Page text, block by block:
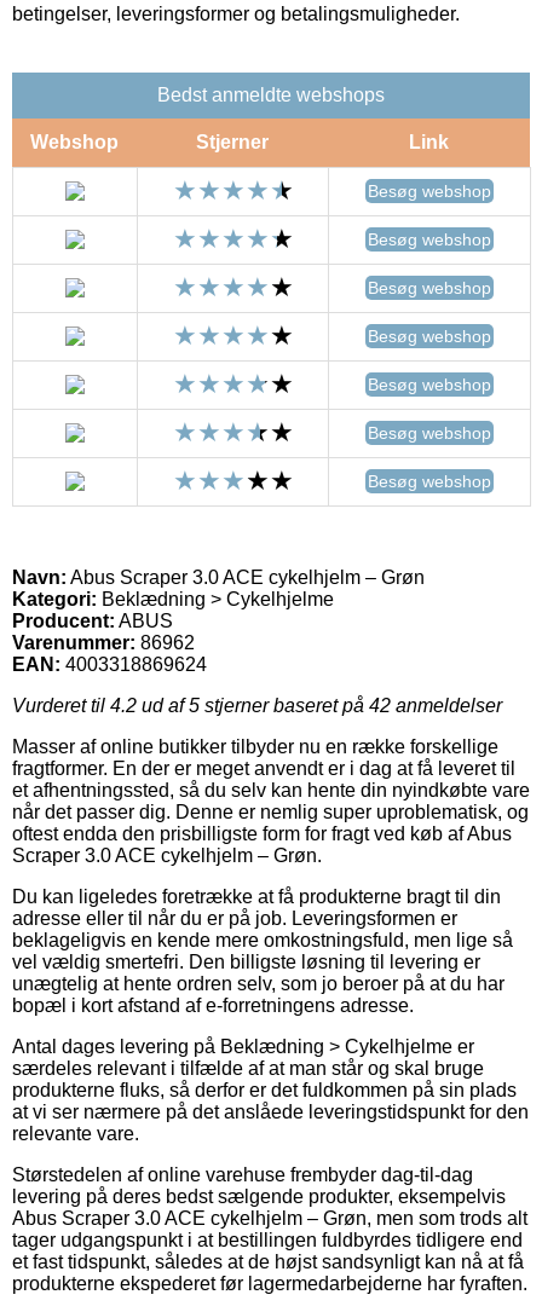
betingelser, leveringsformer og betalingsmuligheder.
Bedst anmeldte webshops
Webshop Stjerner Link
Besøg webshop
Besøg webshop
Besøg webshop
Besøg webshop
Besøg webshop
Besøg webshop
Besøg webshop
Navn: Abus Scraper 3.0 ACE cykelhjelm – Grøn
Kategori: Beklædning > Cykelhjelme
Producent: ABUS
Varenummer: 86962
EAN: 4003318869624
Vurderet til 4.2 ud af 5 stjerner baseret på 42 anmeldelser
Masser af online butikker tilbyder nu en række forskellige
fragtformer. En der er meget anvendt er i dag at få leveret til
et afhentningssted, så du selv kan hente din nyindkøbte vare
når det passer dig. Denne er nemlig super uproblematisk, og
oftest endda den prisbilligste form for fragt ved køb af Abus
Scraper 3.0 ACE cykelhjelm – Grøn.
Du kan ligeledes foretrække at få produkterne bragt til din
adresse eller til når du er på job. Leveringsformen er
beklageligvis en kende mere omkostningsfuld, men lige så
vel vældig smertefri. Den billigste løsning til levering er
unægtelig at hente ordren selv, som jo beroer på at du har
bopæl i kort afstand af e-forretningens adresse.
Antal dages levering på Beklædning > Cykelhjelme er
særdeles relevant i tilfælde af at man står og skal bruge
produkterne fluks, så derfor er det fuldkommen på sin plads
at vi ser nærmere på det anslåede leveringstidspunkt for den
relevante vare.
Størstedelen af online varehuse frembyder dag-til-dag
levering på deres bedst sælgende produkter, eksempelvis
Abus Scraper 3.0 ACE cykelhjelm – Grøn, men som trods alt
tager udgangspunkt i at bestillingen fuldbyrdes tidligere end
et fast tidspunkt, således at de højst sandsynligt kan nå at få
produkterne ekspederet før lagermedarbejderne har fyraften.